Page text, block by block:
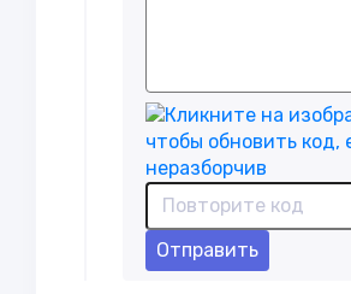
Отправить